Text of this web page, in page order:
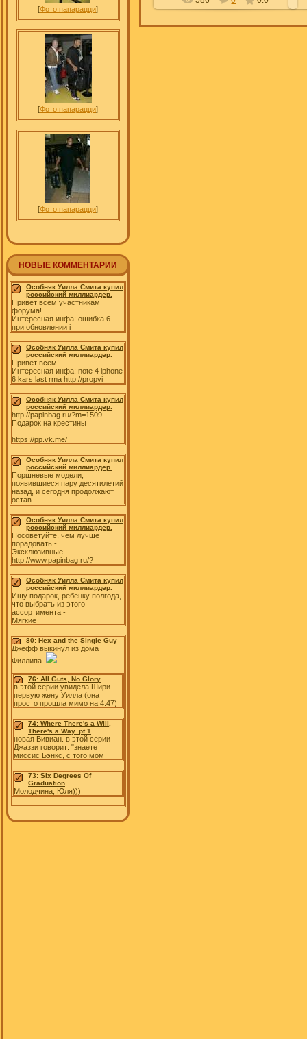
[Фото папарацци]
[Фото папарацци]
[Фото папарацци]
НОВЫЕ КОММЕНТАРИИ
Особняк Уилла Смита купил
российский миллиардер.
Привет всем участникам
форума!
Интересная инфа: ошибка 6
при обновлении i
Особняк Уилла Смита купил
российский миллиардер.
Привет всем!
Интересная инфа: note 4 iphone
6 kars last rma http://propvi
Особняк Уилла Смита купил
российский миллиардер.
http://papinbag.ru/?m=1509 -
Подарок на крестины
https://pp.vk.me/
Особняк Уилла Смита купил
российский миллиардер.
Поршневые модели,
появившиеся пару десятилетий
назад, и сегодня продолжают
остав
Особняк Уилла Смита купил
российский миллиардер.
Посоветуйте, чем лучше
порадовать -
Эксклюзивные
http://www.papinbag.ru/?
Особняк Уилла Смита купил
российский миллиардер.
Ищу подарок, ребенку полгода,
что выбрать из этого
ассортимента -
Мягкие
80: Hex and the Single Guy
Джефф выкинул из дома
Филлипа
76: All Guts, No Glory
в этой серии увидела Шири
первую жену Уилла (она
просто прошла мимо на 4:47)
74: Where There's a Will,
There's a Way. pt.1
новая Вивиан. в этой серии
Джаззи говорит: "знаете
миссис Бэнкс, с того мом
73: Six Degrees Of
Graduation
Молодчина, Юля)))